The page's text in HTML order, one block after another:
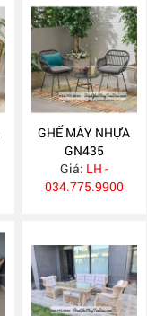
GHẾ MÂY NHỰA
GN435
Giá: LH -
034.775.9900